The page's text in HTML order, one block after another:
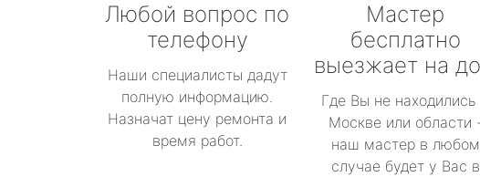
Любой вопрос по
телефону
Наши специалисты дадут
полную информацию.
Назначат цену ремонта и
время работ.
Мастер
бесплатно
выезжает на
Где Вы не находились
Москве или области
наш мастер в любом
случае будет у Вас в